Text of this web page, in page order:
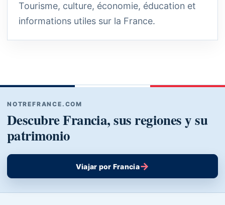
Tourisme, culture, économie, éducation et
informations utiles sur la France.
NOTREFRANCE.COM
Descubre Francia, sus regiones y su
patrimonio
Viajar por Francia→